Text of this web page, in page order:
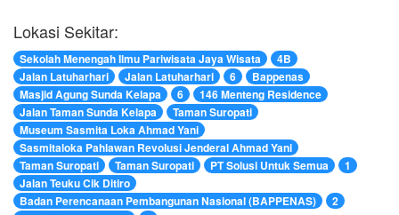
Lokasi Sekitar:
Sekolah Menengah Ilmu Pariwisata Jaya Wisata
4B
Jalan Latuharhari
Jalan Latuharhari 6
Bappenas
Masjid Agung Sunda Kelapa
6
146 Menteng Residence
Jalan Taman Sunda Kelapa
Taman Suropati
Museum Sasmita Loka Ahmad Yani
Sasmitaloka Pahlawan Revolusi Jenderal Ahmad Yani
Taman Suropati
Taman Suropati PT Solusi Untuk Semua
1
Jalan Teuku Cik Ditiro
Badan Perencanaan Pembangunan Nasional (BAPPENAS)
2